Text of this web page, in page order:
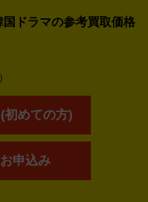
国ドラマの参考買取価格
初めての方)
申込み